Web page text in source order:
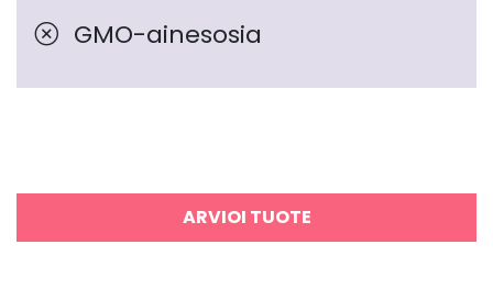
GMO-ainesosia
ARVIOI TUOTE